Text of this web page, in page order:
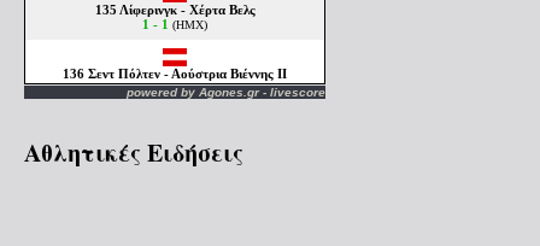
powered by Agones.gr- livescore
Αθλητικές Ειδήσεις